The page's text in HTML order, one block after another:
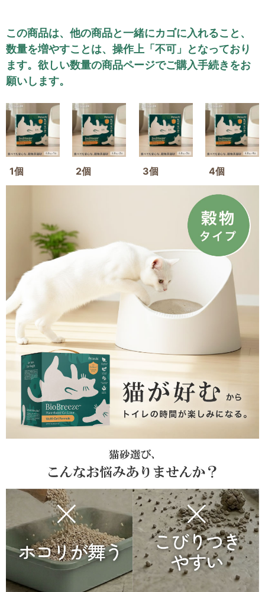
この商品は、他の商品と一緒にカゴに入れること、
数量を増やすことは、操作上「不可」となっており
ます。欲しい数量の商品ページでご購入手続きをお
願いします。
1個 2個 3個 4個